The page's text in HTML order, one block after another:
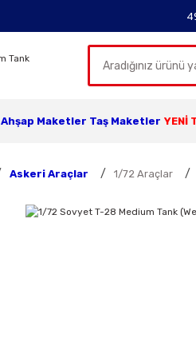
Ahşap Maketler Taş Maketler YENİ
Askeri Araçlar 1/72 Araçlar